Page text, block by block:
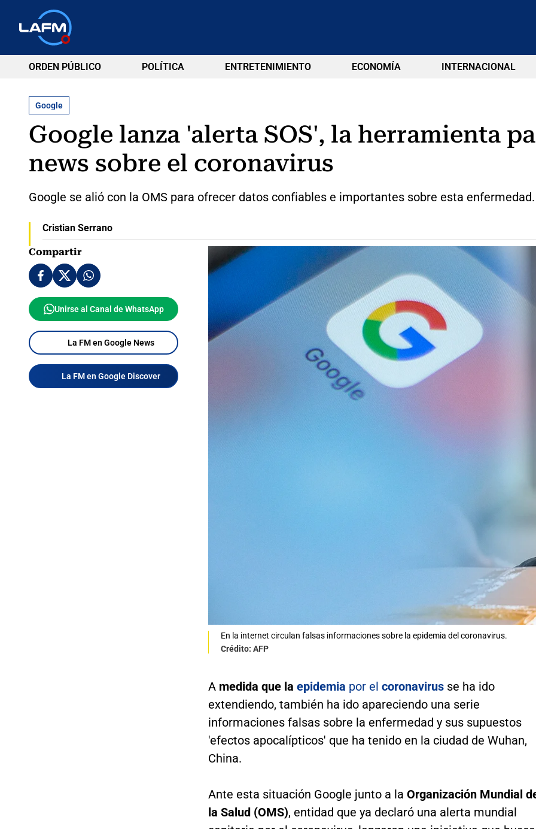
ORDEN PÚBLICO POLÍTICA ENTRETENIMIENTO ECONOMÍA INTERNACIONAL
Google
Google lanza 'alerta SOS', la herramienta
news sobre el coronavirus
Google se alió con la OMS para ofrecer datos confiables e importantes sobre esta enfermedad.
Cristian Serrano
Compartir
Unirse al Canal de WhatsApp
La FM en Google News
La FM en Google Discover
En la internet circulan falsas informaciones sobre la epidemia del coronavirus.
Crédito: AFP
A medida que la epidemia por el coronavirus se ha ido
extendiendo, también ha ido apareciendo una serie
informaciones falsas sobre la enfermedad y sus supuestos
'efectos apocalípticos' que ha tenido en la ciudad de Wuhan,
China.
Ante esta situación Google junto a la Organización Mundial
la Salud (OMS), entidad que ya declaró una alerta mundial